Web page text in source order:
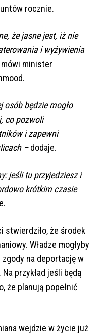
rocznie.
że jasne jest, iż nie
i wyżywienia
minister
osób będzie mogło
co pozwoli
i zapewni
–dodaje.
jeśli tu przyjedziesz i
krótkim czasie
że środek
Władze mogłyby
na deportację w
przykład jeśli będą
że planują popełnić
wejdzie w życie już